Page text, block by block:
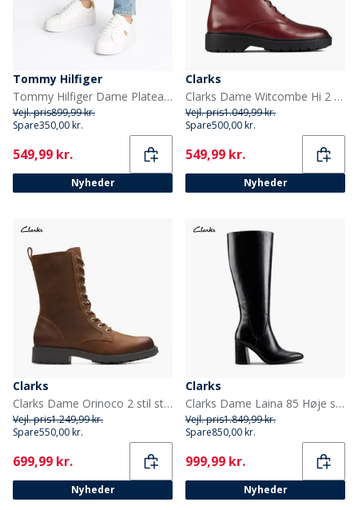
Tommy Hilfiger
Tommy Hilfiger Dame Plateau Court Sneakers Hvid
Vejl. pris899,99 kr.
Spare350,00 kr.
Current
549,99 kr.
Nyheder
Clarks
Clarks Dame Witcombe Hi 2 Støvler Burgundy Leather
Vejl. pris1.049,99 kr.
Spare500,00 kr.
Current
549,99 kr.
Nyheder
Clarks
Clarks Dame Orinoco 2 stil støvler Brown Snuff
Vejl. pris1.249,99 kr.
Spare550,00 kr.
Current
699,99 kr.
Nyheder
Clarks
Clarks Dame Laina 85 Høje støvler Black Combi Leather
Vejl. pris1.849,99 kr.
Spare850,00 kr.
Current
999,99 kr.
Nyheder